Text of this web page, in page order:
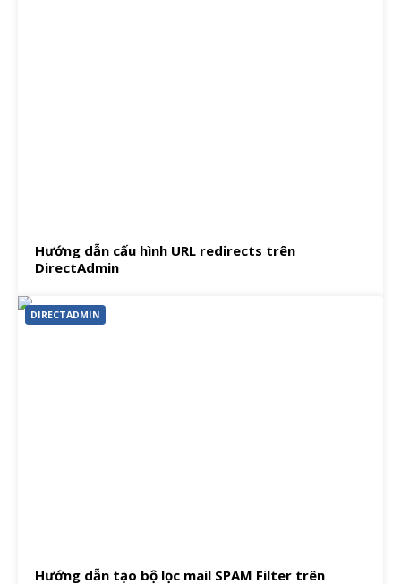
Hướng dẫn cấu hình URL redirects trên
DirectAdmin
DIRECTADMIN
Hướng dẫn tạo bộ lọc mail SPAM Filter trên